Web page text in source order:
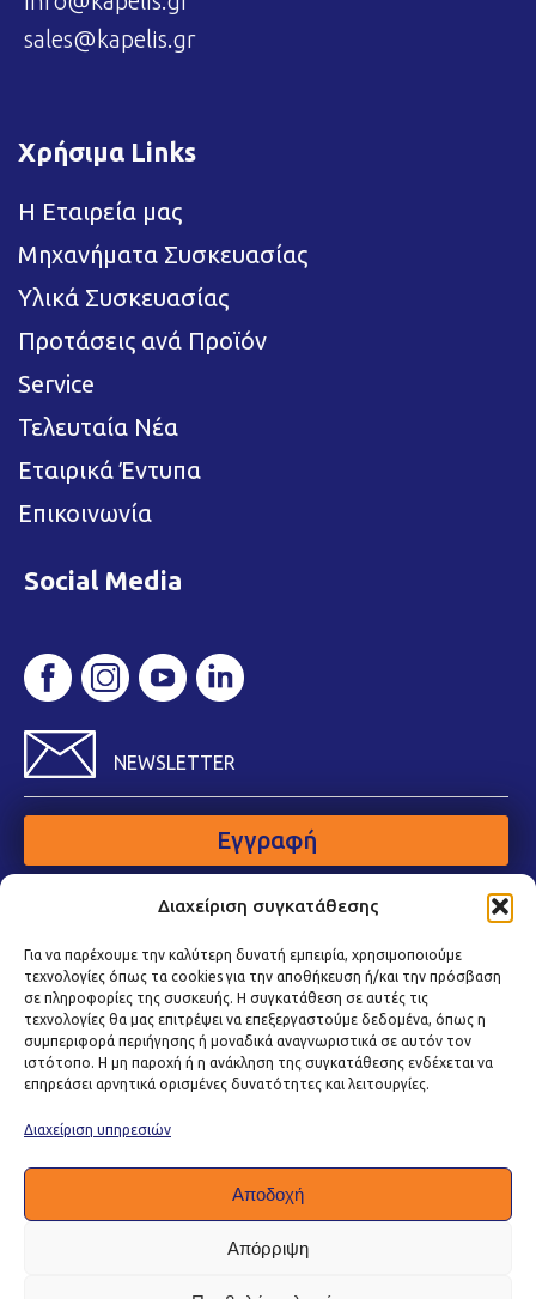
Διαχείριση συγκατάθεσης
Για να παρέχουμε την καλύτερη δυνατή εμπειρία, χρησιμοποιούμε
τεχνολογίες όπως τα cookies για την αποθήκευση ή/και την πρόσβαση
σε πληροφορίες της συσκευής. Η συγκατάθεση σε αυτές τις
τεχνολογίες θα μας επιτρέψει να επεξεργαστούμε δεδομένα, όπως η
συμπεριφορά περιήγησης ή μοναδικά αναγνωριστικά σε αυτόν τον
ιστότοπο. Η μη παροχή ή η ανάκληση της συγκατάθεσης ενδέχεται να
επηρεάσει αρνητικά ορισμένες δυνατότητες και λειτουργίες.
Διαχείριση υπηρεσιών
Αποδοχή
Απόρριψη
sales@kapelis.gr
Χρήσιμα Links
Η Εταιρεία μας
Μηχανήματα Συσκευασίας
Υλικά Συσκευασίας
Προτάσεις ανά Προϊόν
Service
Τελευταία Νέα
Εταιρικά Έντυπα
Επικοινωνία
Social Media
NEWSLETTER
Εγγραφή